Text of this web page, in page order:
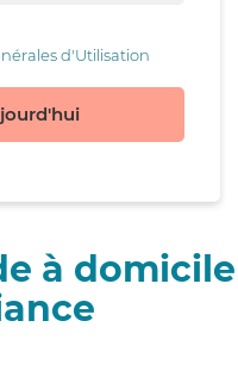
d'Utilisation
à domicile